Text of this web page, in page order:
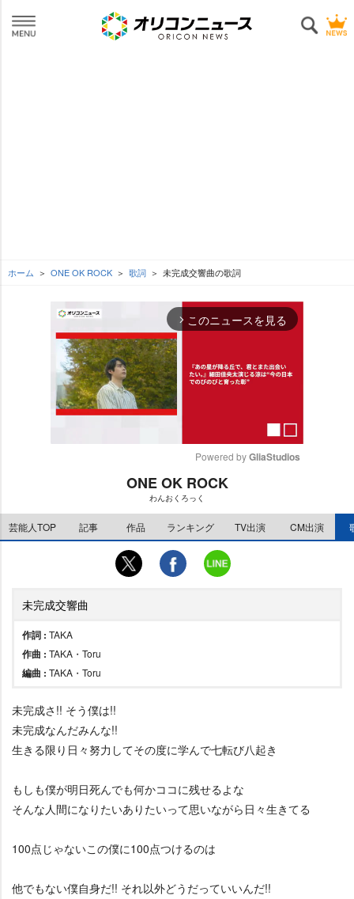
ホーム ONE OK ROCK 歌詞 未完成交響曲の歌詞
arrow_forward_ios このニュースを見る
e
Powered by GliaStudios
ONE OK ROCK
わんおくろっく
芸能人TOP 記事 作品 ランキング TV出演 CM出演
未完成交響曲
作詞 : TAKA
作曲 : TAKA・Toru
編曲 : TAKA・Toru
未完成さ!! そう僕は!!
未完成なんだみんな!!
生きる限り日々努力してその度に学んで七転び八起き
もしも僕が明日死んでも何かココに残せるよな
そんな人間になりたいありたいって思いながら日々生きてる
100点じゃないこの僕に100点つけるのは
他でもない僕自身だ!! それ以外どうだっていいんだ!!